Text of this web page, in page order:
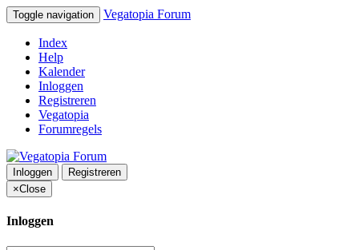
Toggle navigation Vegatopia Forum
Index
Help
Kalender
Inloggen
Registreren
Vegatopia
Forumregels
Inloggen
Registreren
×Close
Inloggen